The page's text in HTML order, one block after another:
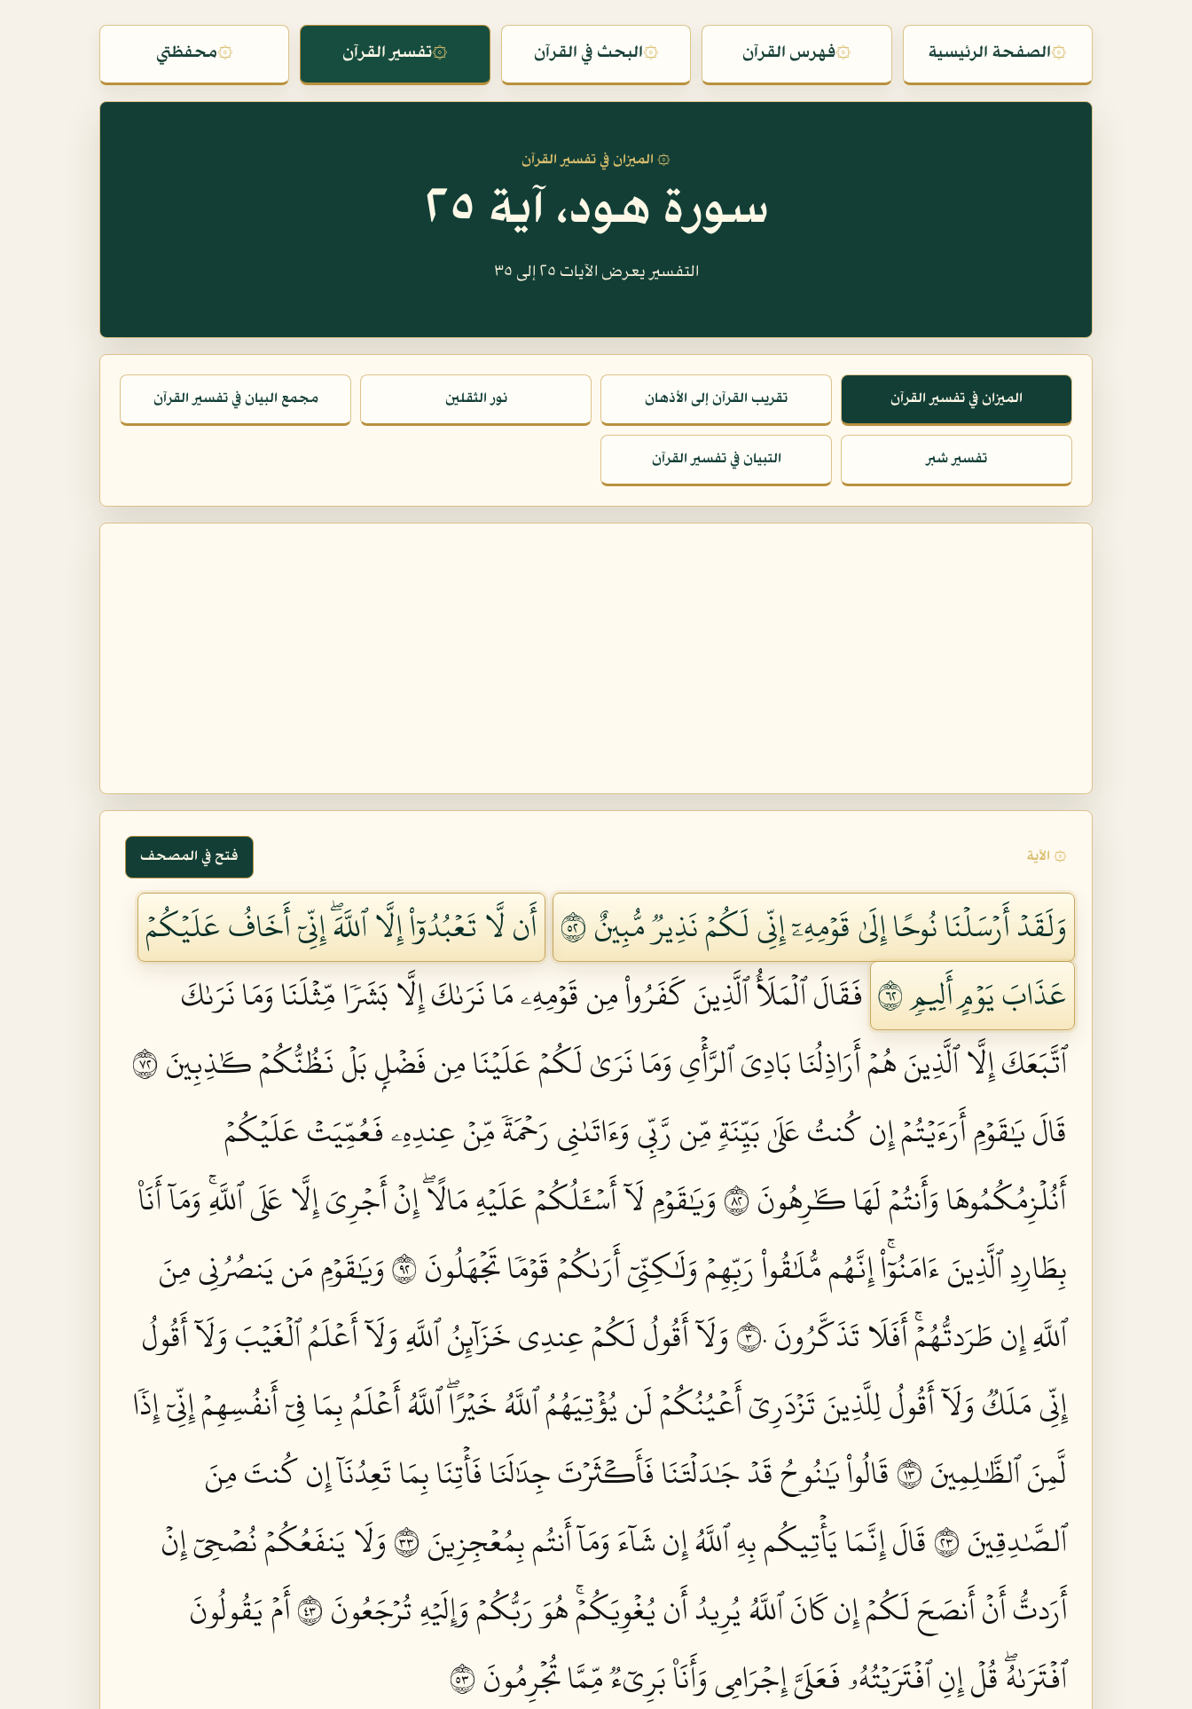
۞الصفحة الرئيسية ۞فهرس القرآن ۞البحث في القرآن ۞تفسير القرآن ۞محفظتي
۞ الميزان في تفسير القرآن
سورة هود، آية ٢٥
التفسير يعرض الآيات ٢٥ إلى ٣٥
الميزان في تفسير القرآن تقريب القرآن إلى الأذهان نور الثقلين مجمع البيان في تفسير القرآن
تفسير شبر التبيان في تفسير القرآن
۞ الآية فتح في المصحف
وَلَقَدۡ أَرۡسَلۡنَا نُوحًا إِلَىٰ قَوۡمِهِۦٓ إِنِّي لَكُمۡ نَذِيرٞ مُّبِينٌ ٢٥
أَن لَّا تَعۡبُدُوٓاْ إِلَّا ٱللَّهَۖ إِنِّيٓ أَخَافُ عَلَيۡكُمۡ
عَذَابَ يَوۡمٍ أَلِيمٖ ٢٦
فَقَالَ ٱلۡمَلَأُ ٱلَّذِينَ كَفَرُواْ مِن قَوۡمِهِۦ مَا نَرَىٰكَ إِلَّا بَشَرٗا مِّثۡلَنَا وَمَا نَرَىٰكَ
ٱتَّبَعَكَ إِلَّا ٱلَّذِينَ هُمۡ أَرَاذِلُنَا بَادِيَ ٱلرَّأۡيِ وَمَا نَرَىٰ لَكُمۡ عَلَيۡنَا مِن فَضۡلِۭ بَلۡ نَظُنُّكُمۡ كَٰذِبِينَ ٢٧
قَالَ يَٰقَوۡمِ أَرَءَيۡتُمۡ إِن كُنتُ عَلَىٰ بَيِّنَةٖ مِّن رَّبِّي وَءَاتَىٰنِي رَحۡمَةٗ مِّنۡ عِندِهِۦ فَعُمِّيَتۡ عَلَيۡكُمۡ
أَنُلۡزِمُكُمُوهَا وَأَنتُمۡ لَهَا كَٰرِهُونَ ٢٨
وَيَٰقَوۡمِ لَآ أَسۡـَٔلُكُمۡ عَلَيۡهِ مَالًاۖ إِنۡ أَجۡرِيَ إِلَّا عَلَى ٱللَّهِۚ وَمَآ أَنَا۠
بِطَارِدِ ٱلَّذِينَ ءَامَنُوٓاْۚ إِنَّهُم مُّلَٰقُواْ رَبِّهِمۡ وَلَٰكِنِّيٓ أَرَىٰكُمۡ قَوۡمٗا تَجۡهَلُونَ ٢٩
وَيَٰقَوۡمِ مَن يَنصُرُنِي مِنَ
ٱللَّهِ إِن طَرَدتُّهُمۡۚ أَفَلَا تَذَكَّرُونَ ٣٠
وَلَآ أَقُولُ لَكُمۡ عِندِي خَزَآئِنُ ٱللَّهِ وَلَآ أَعۡلَمُ ٱلۡغَيۡبَ وَلَآ أَقُولُ
إِنِّي مَلَكٞ وَلَآ أَقُولُ لِلَّذِينَ تَزۡدَرِيٓ أَعۡيُنُكُمۡ لَن يُؤۡتِيَهُمُ ٱللَّهُ خَيۡرًاۖ ٱللَّهُ أَعۡلَمُ بِمَا فِيٓ أَنفُسِهِمۡ إِنِّيٓ إِذٗا
لَّمِنَ ٱلظَّٰلِمِينَ ٣١
قَالُواْ يَٰنُوحُ قَدۡ جَٰدَلۡتَنَا فَأَكۡثَرۡتَ جِدَٰلَنَا فَأۡتِنَا بِمَا تَعِدُنَآ إِن كُنتَ مِنَ
ٱلصَّٰدِقِينَ ٣٢
قَالَ إِنَّمَا يَأۡتِيكُم بِهِ ٱللَّهُ إِن شَآءَ وَمَآ أَنتُم بِمُعۡجِزِينَ ٣٣
وَلَا يَنفَعُكُمۡ نُصۡحِيٓ إِنۡ
أَرَدتُّ أَنۡ أَنصَحَ لَكُمۡ إِن كَانَ ٱللَّهُ يُرِيدُ أَن يُغۡوِيَكُمۡۚ هُوَ رَبُّكُمۡ وَإِلَيۡهِ تُرۡجَعُونَ ٣٤
أَمۡ يَقُولُونَ
ٱفۡتَرَىٰهُۖ قُلۡ إِنِ ٱفۡتَرَيۡتُهُۥ فَعَلَيَّ إِجۡرَامِي وَأَنَا۠ بَرِيٓءٞ مِّمَّا تُجۡرِمُونَ ٣٥